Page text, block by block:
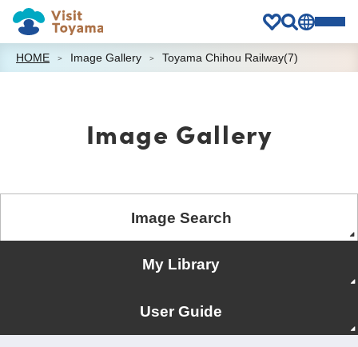
HOME Image Gallery Toyama Chihou Railway(7)
Image Gallery
Image Search
My Library
User Guide